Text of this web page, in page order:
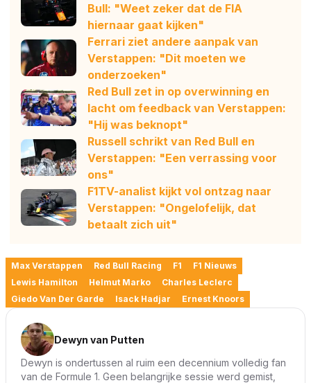
Bull: "Weet zeker dat de FIA
hiernaar gaat kijken"
Ferrari ziet andere aanpak van
Verstappen: "Dit moeten we
onderzoeken"
Red Bull zet in op overwinning en
lacht om feedback van Verstappen:
"Hij was beknopt"
Russell schrikt van Red Bull en
Verstappen: "Een verrassing voor
ons"
F1TV-analist kijkt vol ontzag naar
Verstappen: "Ongelofelijk, dat
betaalt zich uit"
Max Verstappen Red Bull Racing F1
F1 Nieuws
Lewis Hamilton
Helmut Marko
Charles Leclerc
Giedo Van Der Garde
Isack Hadjar Ernest Knoors
Dewyn van Putten
Dewyn is ondertussen al ruim een decennium volledig fan
van de Formule 1. Geen belangrijke sessie werd gemist,